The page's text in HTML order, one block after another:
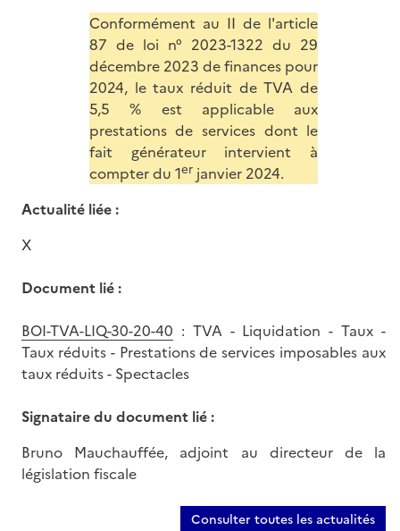
Conformément au II de l'article
87 de loi n° 2023-1322 du 29
décembre 2023 de finances pour
2024, le taux réduit de TVA de
5,5 % est applicable aux
prestations de services dont le
fait générateur intervient à
compter du 1erjanvier 2024.
Actualité liée :
X
Document lié :
BOI-TVA-LIQ-30-20-40 : TVA - Liquidation - Taux -
Taux réduits - Prestations de services imposables aux
taux réduits - Spectacles
Signataire du document lié :
Bruno Mauchauffée, adjoint au directeur de la
législation fiscale
Consulter toutes les actualités